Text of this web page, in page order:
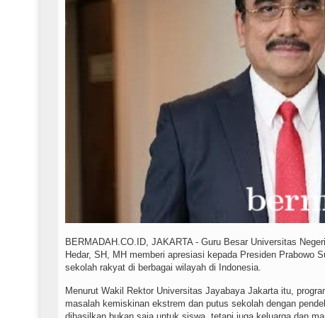
BERMADAH.CO.ID, JAKARTA - Guru Besar Universitas
Hedar, SH, MH memberi apresiasi kepada Presiden Prabowo
sekolah rakyat di berbagai wilayah di Indonesia.
Menurut Wakil Rektor Universitas Jayabaya Jakarta itu,
masalah kemiskinan ekstrem dan putus sekolah dengan